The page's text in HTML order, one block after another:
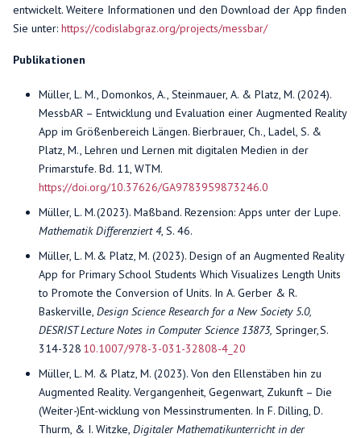
entwickelt. Weitere Informationen und den Download der App finden
Sie unter:https://codislabgraz.org/projects/messbar/
Publikationen
Müller, L. M., Domonkos, A., Steinmauer, A. & Platz, M. (2024).
MessbAR – Entwicklung und Evaluation einer Augmented Reality
App im Größenbereich Längen. Bierbrauer, Ch., Ladel, S. &
Platz, M., Lehren und Lernen mit digitalen Medien in der
Primarstufe. Bd. 11, WTM.
https://doi.org/10.37626/GA9783959873246.0
Müller, L. M. (2023). Maßband. Rezension: Apps unter der Lupe.
Mathematik Differenziert 4, S. 46.
Müller, L. M. & Platz, M. (2023). Design of an Augmented Reality
App for Primary School Students Which Visualizes Length Units
to Promote the Conversion of Units. In A. Gerber & R.
Baskerville,Design Science Research for a New Society 5.0,
DESRIST Lecture Notes in Computer Science 13873, Springer, S.
314-328 10.1007/978-3-031-32808-4_20
Müller, L. M. & Platz, M. (2023). Von den Ellenstäben hin zu
Augmented Reality. Vergangenheit, Gegenwart, Zukunft – Die
(Weiter-)Ent-wicklung von Messinstrumenten. In F. Dilling, D.
Thurm, & I. Witzke,Digitaler Mathematikunterricht in der